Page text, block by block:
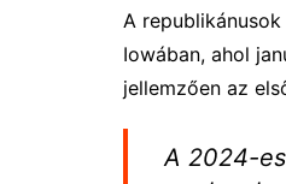
A
Iowában, ahol
jellemzően az
A 2024-